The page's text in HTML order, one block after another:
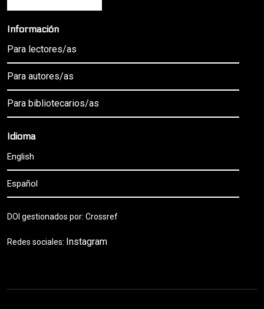
Información
Para lectores/as
Para autores/as
Para bibliotecarios/as
Idioma
English
Español
DOI gestionados por: Crossref
Redes sociales: Instagram